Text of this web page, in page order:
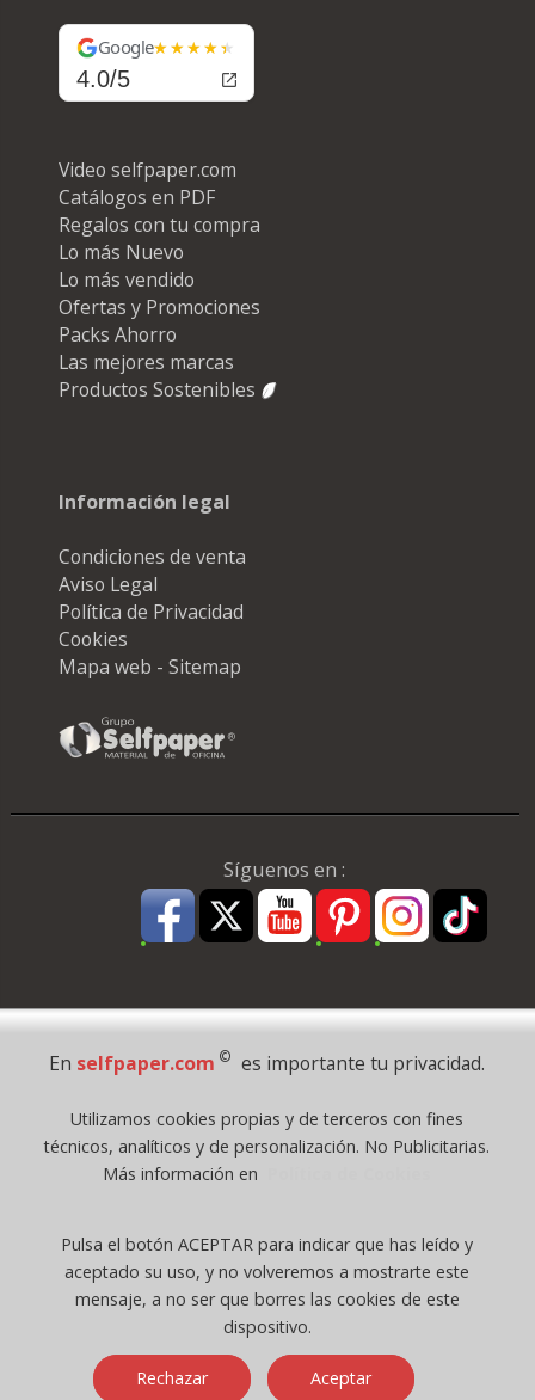
Google
4.0/5
Video selfpaper.com
Catálogos en PDF
Regalos con tu compra
Lo más Nuevo
Lo más vendido
Ofertas y Promociones
Packs Ahorro
Las mejores marcas
Productos Sostenibles
Información legal
Condiciones de venta
Aviso Legal
Política de Privacidad
Cookies
Mapa web - Sitemap
Síguenos en :
Pago Seguro
Todos los derechos reservados
©selfpaper.com, y las webs de ©gruposelfpaper.org están gestionadas, y
Registro Mercantil de Valencia ( España ) CEE:
Tomo 7263, Libro 4565, Folio 1, Sección 8, Hoja V-85203.
Móvil / Tablet - Bot mozilla/5.0 (linux; android 14; pixel 8)
applewebkit/537.36 (khtml, like gecko) chrome/131.0.0.0 mobile
En selfpaper.com © es importante tu privacidad.
Utilizamos cookies propias y de terceros con fines
técnicos, analíticos y de personalización. No Publicitarias.
Más información en
Pulsa el botón ACEPTAR para indicar que has leído y
aceptado su uso, y no volveremos a mostrarte este
mensaje, a no ser que borres las cookies de este
dispositivo.
Rechazar Aceptar